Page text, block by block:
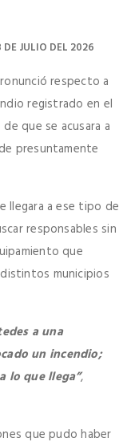
DE JULIO DEL 2026
respecto a
registrado en el
que se acusara a
presuntamente
llegara a ese tipo de
responsables sin
que
municipios
a una
un incendio;
lo que llega”,
que pudo haber